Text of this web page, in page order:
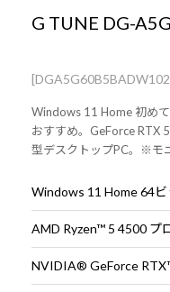
G TUNE DG-
Windows 11 Home 初め
おすすめ。GeForce RTX
型デスクトップPC。※モ
Windows 11 Home 64ビ
AMD Ryzen™ 5 4500 プ
NVIDIA® GeForce